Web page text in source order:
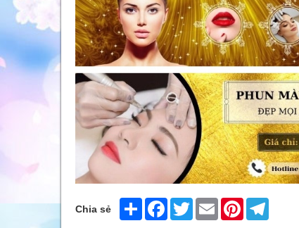
Chia sẻ Share FacebookTwitter Email Pinterest